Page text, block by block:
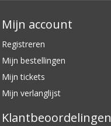
Mijn account
Registreren
Mijn bestellingen
Mijn tickets
Mijn verlanglijst
Klantbeoordelingen